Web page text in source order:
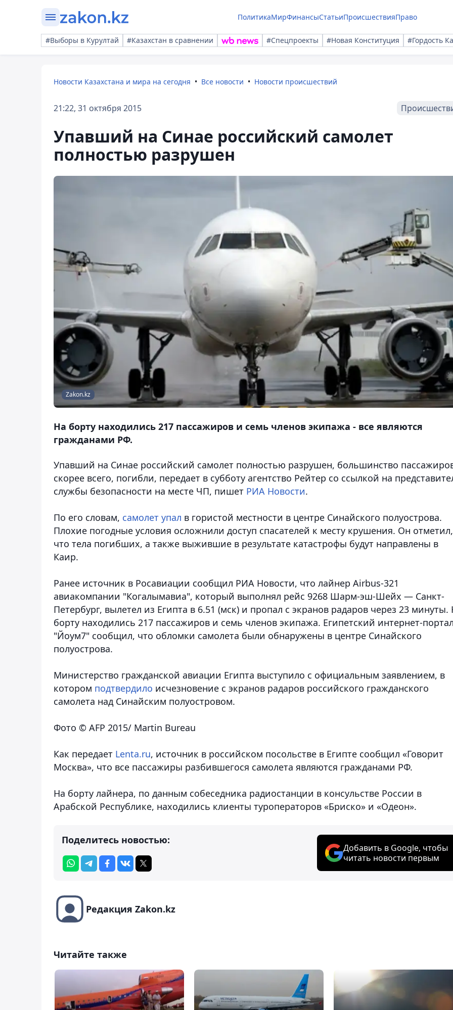
ПолитикаМирФинансыСтатьиПроисшествияПраво
#Выборы в Курултай #Казахстан в сравнении #Спецпроекты #Новая Конституция #Гордость
Новости Казахстана и мира на сегодня Все новости Новости происшествий
21:22, 31 октября 2015
Упавший на Синае российский самолет
полностью разрушен
Zakon.kz
На борту находились 217 пассажиров и семь членов экипажа - все являются
гражданами РФ.
Упавший на Синае российский самолет полностью разрушен, большинство
скорее всего, погибли, передает в субботу агентство Рейтер со ссылкой на
службы безопасности на месте ЧП, пишет РИА Новости.
По его словам, самолет упал в гористой местности в центре Синайского полуострова.
Плохие погодные условия осложнили доступ спасателей к месту крушения. Он отметил,
что тела погибших, а также выжившие в результате катастрофы будут направлены в
Каир.
Ранее источник в Росавиации сообщил РИА Новости, что лайнер Airbus-321
авиакомпании "Когалымавиа", который выполнял рейс 9268 Шарм-эш-Шейх — Санкт-
Петербург, вылетел из Египта в 6.51 (мск) и пропал с экранов радаров через 23 минуты.
борту находились 217 пассажиров и семь членов экипажа. Египетский интернет-
"Йоум7" сообщил, что обломки самолета были обнаружены в центре Синайского
полуострова.
Министерство гражданской авиации Египта выступило с официальным заявлением, в
котором подтвердило исчезновение с экранов радаров российского гражданского
самолета над Синайским полуостровом.
Фото © AFP 2015/ Martin Bureau
Как передает Lenta.ru, источник в российском посольстве в Египте сообщил «Говорит
Москва», что все пассажиры разбившегося самолета являются гражданами РФ.
На борту лайнера, по данным собеседника радиостанции в консульстве России в
Арабской Республике, находились клиенты туроператоров «Бриско» и «Одеон».
Поделитесь новостью:
Добавить в Google, чтобы
читать новости первым
Редакция Zakon.kz
Читайте также